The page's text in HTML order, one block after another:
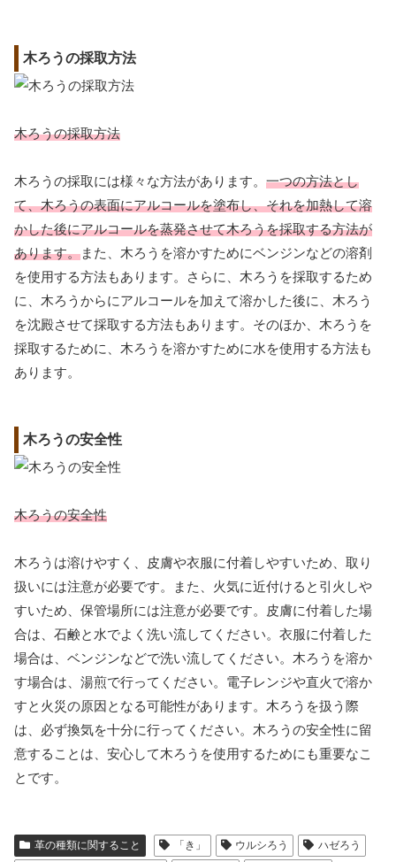
木ろうの採取方法
木ろうの採取方法
木ろうの採取には様々な方法があります。 一つの方法とし
て、木ろうの表面にアルコールを塗布し、それを加熱して溶
かした後にアルコールを蒸発させて木ろうを採取する方法が
あります。また、木ろうを溶かすためにベンジンなどの溶剤
を使用する方法もあります。さらに、木ろうを採取するため
に、木ろうからにアルコールを加えて溶かした後に、木ろう
を沈殿させて採取する方法もあります。そのほか、木ろうを
採取するために、木ろうを溶かすために水を使用する方法も
あります。
木ろうの安全性
木ろうの安全性
木ろうは溶けやすく、皮膚や衣服に付着しやすいため、取り
扱いには注意が必要です。また、火気に近付けると引火しや
すいため、保管場所には注意が必要です。皮膚に付着した場
合は、石鹸と水でよく洗い流してください。衣服に付着した
場合は、ベンジンなどで洗い流してください。木ろうを溶か
す場合は、湯煎で行ってください。電子レンジや直火で溶か
すと火災の原因となる可能性があります。木ろうを扱う際
は、必ず換気を十分に行ってください。木ろうの安全性に留
意することは、安心して木ろうを使用するためにも重要なこ
とです。
革の種類に関すること 「き」 ウルシろう
ハゼろう